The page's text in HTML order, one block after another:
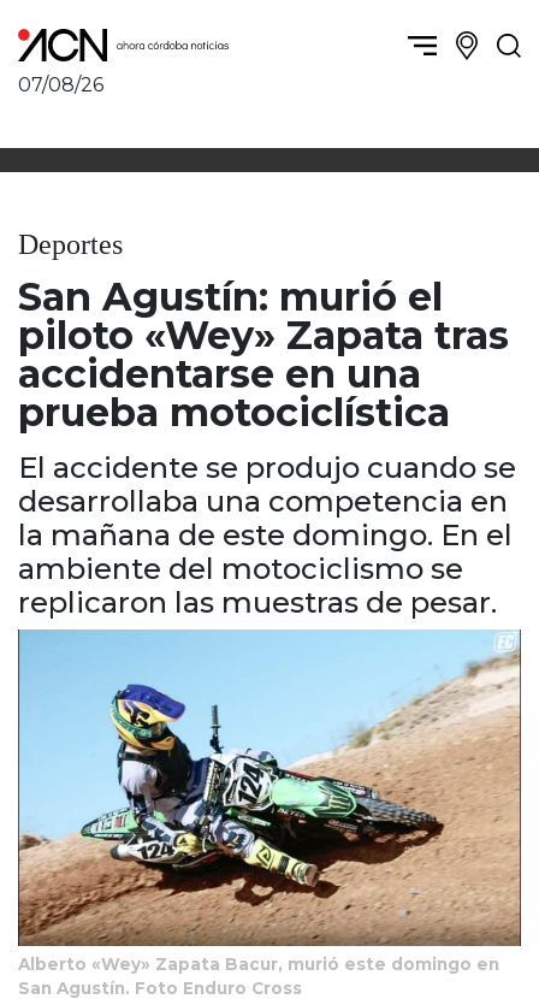
07/08/26
Política y Economía
Córdoba obrera
Ambiente y sustentabilidad
Deportes
Córdoba diverse
Córdoba independiente
Nacionales
Humor
Córdoba, la ciudad
San Francisco y zona
Traslasierra
Punilla / Carlos Paz
Alta Gracia
Marcos Juárez
Valle de Calamuchita
Jesús María y norte
Cruz del Eje
Corredor de Ansenuza
La Carlota y zona
Río Tercero
Despeñaderos
Deportes
San Agustín: murió el
piloto «Wey» Zapata tras
accidentarse en una
prueba motociclística
El accidente se produjo cuando se
desarrollaba una competencia en
la mañana de este domingo. En el
ambiente del motociclismo se
replicaron las muestras de pesar.
Alberto «Wey» Zapata Bacur, murió este domingo en
San Agustín. Foto Enduro Cross